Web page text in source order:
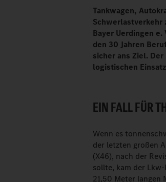
Tankwagen,
Schwerlastverkehr
Bayer Uerdingen
den 30 Jahren
sicher ans Ziel.
logistischen
EIN FALL FÜR
Wenn es
der letzten großen
(X46), nach der
sollte, kam der
21,50 Meter langen